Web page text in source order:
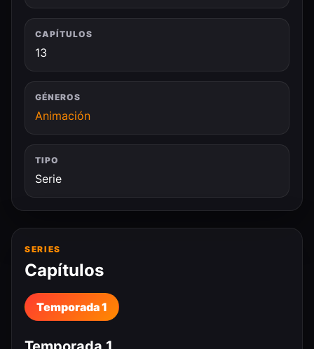
CAPÍTULOS
13
GÉNEROS
Animación
TIPO
Serie
SERIES
Capítulos
Temporada 1